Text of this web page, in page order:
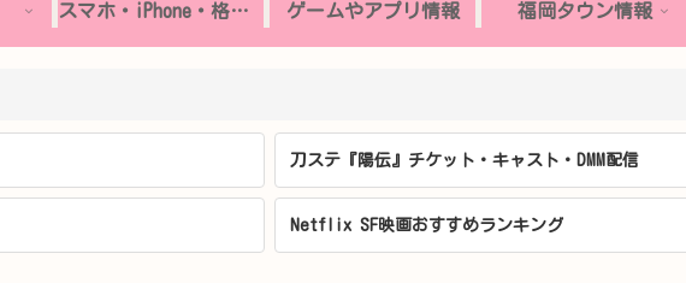
スマホ・iPhone・格安SIM ゲームやアプリ情報 福岡タウン情報
刀ステ『陽伝』チケット・キャスト・DMM配信
Netflix SF映画おすすめランキング